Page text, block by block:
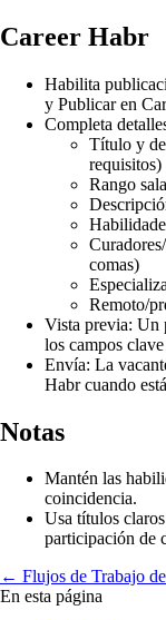
Career Habr
Habilita
y Publicar en
Completa
Título y
requisitos)
Rango
comas)
Remoto/
Vista previa: Un
los campos
Envía: La
Habr cuando
Notas
Mantén las
coincidencia.
Usa títulos
participación de
← Flujos de Trabajo
En esta página